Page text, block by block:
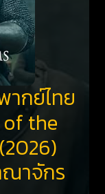
กย์ไทย
of the
ณาจักร